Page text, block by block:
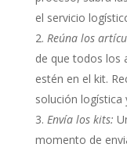
el servicio
Reúna los
de que todos los
estén en el kit.
solución logística
Envía los kits:
momento de